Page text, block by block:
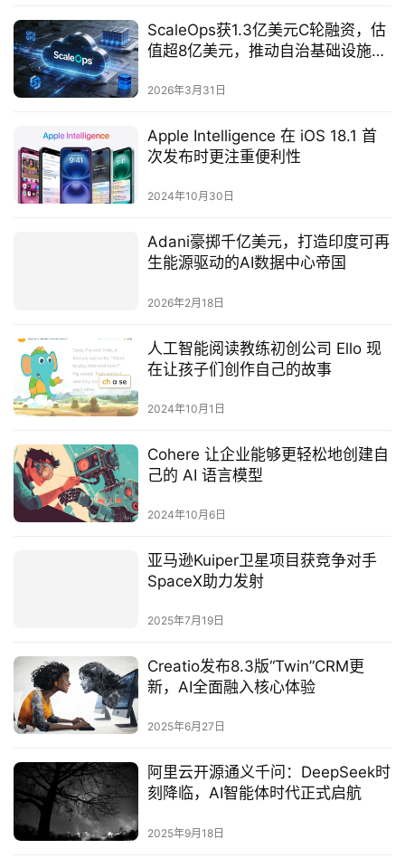
ScaleOps获1.3亿美元C轮融资，估
值超8亿美元，推动自治基础设施成
2026年3月31日
Apple Intelligence 在 iOS 18.1 首
次发布时更注重便利性
2024年10月30日
Adani豪掷千亿美元，打造印度可再
生能源驱动的AI数据中心帝国
2026年2月18日
人工智能阅读教练初创公司 Ello 现
在让孩子们创作自己的故事
2024年10月1日
Cohere 让企业能够更轻松地创建自
己的 AI 语言模型
2024年10月6日
亚马逊Kuiper卫星项目获竞争对手
SpaceX助力发射‌
2025年7月19日
Creatio发布8.3版“Twin”CRM更
新，AI全面融入核心体验‌
2025年6月27日
阿里云开源通义千问：DeepSeek时
刻降临，AI智能体时代正式启航‌
2025年9月18日